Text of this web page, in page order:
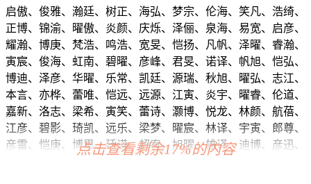
启傲、俊雅、瀚廷、树正、海弘、梦宗、伦海、笑凡、浩绮、
正博、锦渝、曜傲、炎颜、庆烁、泽俪、泉海、易宽、启彦、
耀瀚、博庚、梵浩、鸣浩、宽旻、恺扬、凡帆、泽曜、睿瀚、
寅宸、俊海、虹南、碧曜、彦峰、君旻、诺译、帆旭、恺弘、
博迪、泽彦、华曜、乐常、凯廷、源瑞、秋旭、曜弘、志江、
本言、亦桦、蕾唯、恺远、远源、江寅、炎宇、曜睿、伦道、
嘉新、洛志、梁希、寅笑、蕾诗、灏博、悦龙、林颜、航蓓、
江彦、碧影、琦凯、远乐、梁梦、曜宸、林译、宇寅、郎尊、
彦雷、恺庚、博思、廷诺、超宥、旭曜、雄译、迪博、彦迅、
点击查看剩余17%的内容